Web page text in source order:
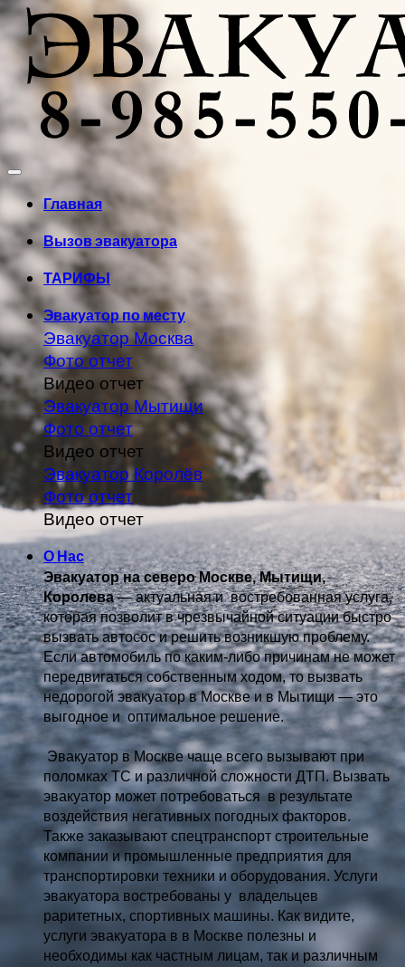
Главная
Вызов эвакуатора
ТАРИФЫ
Эвакуатор по месту
Эвакуатор Москва
Фото отчет
Видео отчет
Эвакуатор Мытищи
Фото отчет
Видео отчет
Эвакуатор Королёв
Фото отчет
Видео отчет
О Нас
Эвакуатор на северо Москве, Мытищи,
Королева — актуальная и востребованная услуга,
которая позволит в чрезвычайной ситуации быстро
вызвать автосос и решить возникшую проблему.
Если автомобиль по каким-либо причинам не может
передвигаться собственным ходом, то вызвать
недорогой эвакуатор в Москве и в Мытищи — это
выгодное и оптимальное решение.
Эвакуатор в Москве чаще всего вызывают при
поломках ТС и различной сложности ДТП. Вызвать
эвакуатор может потребоваться  в результате
воздействия негативных погодных факторов.
Также заказывают спецтранспорт строительные
компании и промышленные предприятия для
транспортировки техники и оборудования. Услуги
эвакуатора востребованы у  владельцев
раритетных, спортивных машины. Как видите,
услуги эвакуатора в в Москве полезны и
необходимы как частным лицам, так и различным